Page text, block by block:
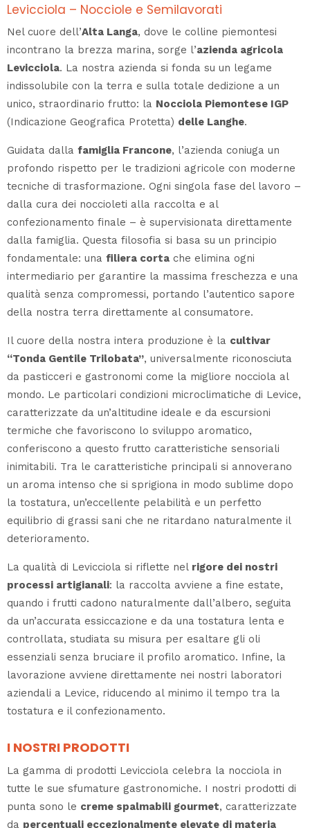
Levicciola – Nocciole e Semilavorati
Nel cuore dell’Alta Langa, dove le colline piemontesi
incontrano la brezza marina, sorge l’azienda agricola
Levicciola. La nostra azienda si fonda su un legame
indissolubile con la terra e sulla totale dedizione a un
unico, straordinario frutto: la Nocciola Piemontese IGP
(Indicazione Geografica Protetta) delle Langhe.
Guidata dalla famiglia Francone, l’azienda coniuga un
profondo rispetto per le tradizioni agricole con moderne
tecniche di trasformazione. Ogni singola fase del lavoro –
dalla cura dei noccioleti alla raccolta e al
confezionamento finale – è supervisionata direttamente
dalla famiglia. Questa filosofia si basa su un principio
fondamentale: una filiera corta che elimina ogni
intermediario per garantire la massima freschezza e una
qualità senza compromessi, portando l’autentico sapore
della nostra terra direttamente al consumatore.
Il cuore della nostra intera produzione è la cultivar
“Tonda Gentile Trilobata”, universalmente riconosciuta
da pasticceri e gastronomi come la migliore nocciola al
mondo. Le particolari condizioni microclimatiche di Levice,
caratterizzate da un’altitudine ideale e da escursioni
termiche che favoriscono lo sviluppo aromatico,
conferiscono a questo frutto caratteristiche sensoriali
inimitabili. Tra le caratteristiche principali si annoverano
un aroma intenso che si sprigiona in modo sublime dopo
la tostatura, un’eccellente pelabilità e un perfetto
equilibrio di grassi sani che ne ritardano naturalmente il
deterioramento.
La qualità di Levicciola si riflette nel rigore dei nostri
processi artigianali: la raccolta avviene a fine estate,
quando i frutti cadono naturalmente dall’albero, seguita
da un’accurata essiccazione e da una tostatura lenta e
controllata, studiata su misura per esaltare gli oli
essenziali senza bruciare il profilo aromatico. Infine, la
lavorazione avviene direttamente nei nostri laboratori
aziendali a Levice, riducendo al minimo il tempo tra la
tostatura e il confezionamento.
I NOSTRI PRODOTTI
La gamma di prodotti Levicciola celebra la nocciola in
tutte le sue sfumature gastronomiche. I nostri prodotti di
punta sono le creme spalmabili gourmet, caratterizzate
da percentuali eccezionalmente elevate di materia